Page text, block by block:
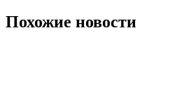
Похожие новости